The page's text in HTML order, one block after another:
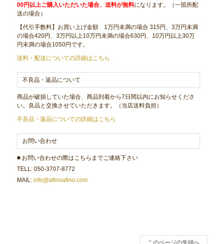
00円以上ご購入いただいた場合、送料が無料になります。（一箇所配
送の場合）
【代引手数料】お買い上げ金額 1万円未満の場合 315円、3万円未満
の場合420円、3万円以上10万円未満の場合630円、10万円以上30万
円未満の場合1050円です。
送料・配送についての詳細はこちら
不良品・返品について
商品が破損していた場合、商品到着から7日間以内にお知らせくださ
い。良品と交換させていただきます。（当店送料負担）
不良品・返品についての詳細はこちら
お問い合わせ
■ お問い合わせの際はこちらまでご連絡下さい
TELL: 050-3707-8772
MAIL:info@afinoafino.com
このページの先頭へ